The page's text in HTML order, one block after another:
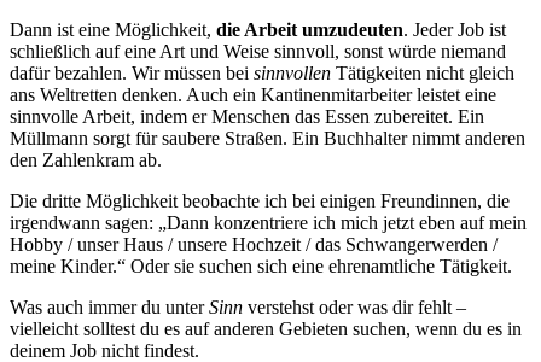
Dann ist eine Möglichkeit, die Arbeit umzudeuten. Jeder Job ist
schließlich auf eine Art und Weise sinnvoll, sonst würde niemand
dafür bezahlen. Wir müssen bei sinnvollen Tätigkeiten nicht gleich
ans Weltretten denken. Auch ein Kantinenmitarbeiter leistet eine
sinnvolle Arbeit, indem er Menschen das Essen zubereitet. Ein
Müllmann sorgt für saubere Straßen. Ein Buchhalter nimmt anderen
den Zahlenkram ab.
Die dritte Möglichkeit beobachte ich bei einigen Freundinnen, die
irgendwann sagen: „Dann konzentriere ich mich jetzt eben auf mein
Hobby / unser Haus / unsere Hochzeit / das Schwangerwerden /
meine Kinder.“ Oder sie suchen sich eine ehrenamtliche Tätigkeit.
Was auch immer du unterSinn verstehst oder was dir fehlt –
vielleicht solltest du es auf anderen Gebieten suchen, wenn du es in
deinem Job nicht findest.